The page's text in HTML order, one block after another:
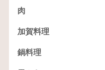
肉
加賀料理
鍋料理